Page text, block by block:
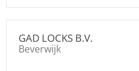
GAD LOCKS B.V.
Beverwijk